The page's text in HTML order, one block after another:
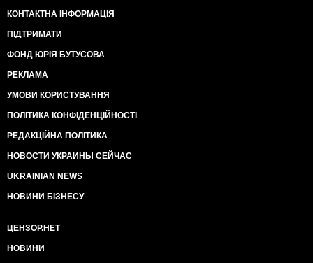
КОНТАКТНА ІНФОРМАЦІЯ
ПІДТРИМАТИ
ФОНД ЮРІЯ БУТУСОВА
РЕКЛАМА
УМОВИ КОРИСТУВАННЯ
ПОЛІТИКА КОНФІДЕНЦІЙНОСТІ
РЕДАКЦІЙНА ПОЛІТИКА
НОВОСТИ УКРАИНЫ СЕЙЧАС
UKRAINIAN NEWS
НОВИНИ БІЗНЕСУ
ЦЕНЗОР.НЕТ
НОВИНИ